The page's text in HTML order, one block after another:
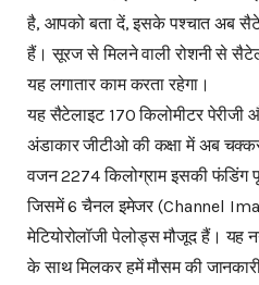
है, आपको बता दें, इसके पश्चात अब
हैं। सूरज से मिलने वाली रोशनी से
यह लगातार काम करता रहेगा।
यह सैटेलाइट 170 किलोमीटर पेरीजी
अंडाकार जीटीओ की कक्षा में अब
वजन 2274 किलोग्राम इसकी फंडिंग
जिसमें 6 चैनल इमेजर (Channel
मेटियोरोलॉजी पेलोड्स मौजूद हैं। यह
के साथ मिलकर हमें मौसम की